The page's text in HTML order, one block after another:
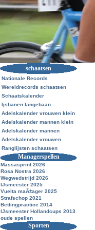
schaatsen
Nationale Records
Wereldrecords schaatsen
Schaatskalender
Ijsbanen langebaan
Adelskalender vrouwen klein
Adelskalender mannen klein
Adelskalender mannen
Adelskalender vrouwen
Ranglijsten schaatsen
Managerspellen
Massasprint 2026
Rosa Nostra 2026
Wegwedstrijd 2026
IJsmeester 2025
Vuelta maÃ±ager 2025
Strafschop 2021
Bettingpractice 2014
IJsmeester Hollandcups 2013
oude spellen
Sporten